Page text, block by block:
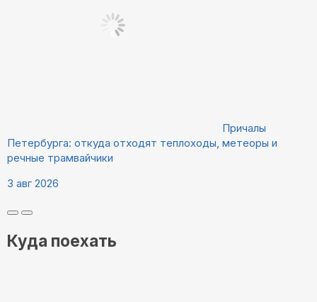
Причалы
Петербурга: откуда отходят теплоходы, метеоры и
речные трамвайчики
3 авг 2026
Куда поехать